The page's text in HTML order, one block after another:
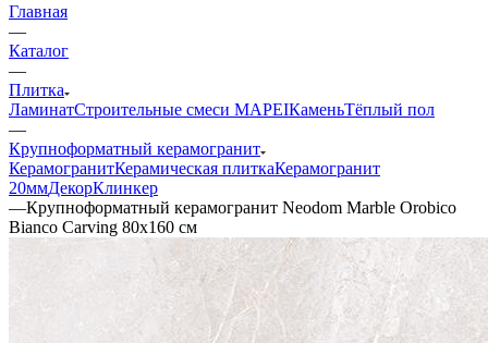
Главная
—
Каталог
—
Плитка
ЛаминатСтроительные смеси MAPEIКаменьТёплый пол
—
Крупноформатный керамогранит
КерамогранитКерамическая плиткаКерамогранит
20ммДекорКлинкер
—Крупноформатный керамогранит Neodom Marble Orobico
Bianco Carving 80x160 см